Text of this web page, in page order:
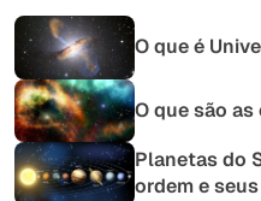
O que é
O que são
Planetas do
ordem e